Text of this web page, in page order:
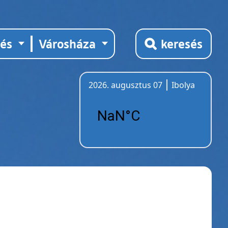
Városháza keresés
2026. augusztus 07
Ibolya